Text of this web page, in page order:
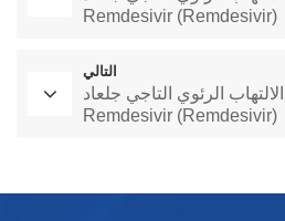
Remdesivir (Remdesivir)
التالي
الرئوي التاجي جلعاد
Remdesivir (Remdesivir)